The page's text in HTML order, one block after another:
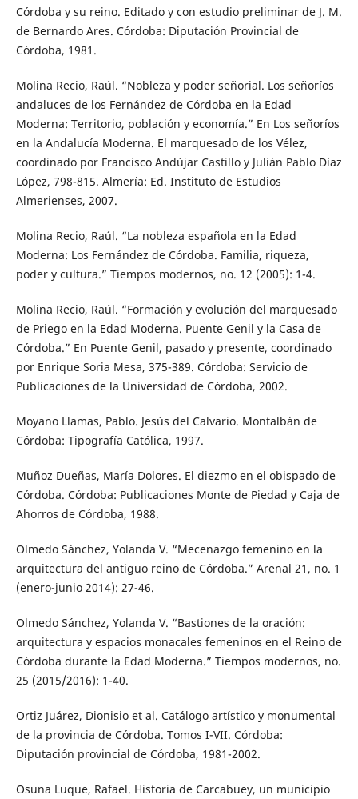
Córdoba y su reino. Editado y con estudio preliminar de J. M.
de Bernardo Ares. Córdoba: Diputación Provincial de
Córdoba, 1981.
Molina Recio, Raúl. “Nobleza y poder señorial. Los señoríos
andaluces de los Fernández de Córdoba en la Edad
Moderna: Territorio, población y economía.” En Los señoríos
en la Andalucía Moderna. El marquesado de los Vélez,
coordinado por Francisco Andújar Castillo y Julián Pablo Díaz
López, 798-815. Almería: Ed. Instituto de Estudios
Almerienses, 2007.
Molina Recio, Raúl. “La nobleza española en la Edad
Moderna: Los Fernández de Córdoba. Familia, riqueza,
poder y cultura.” Tiempos modernos, no. 12 (2005): 1-4.
Molina Recio, Raúl. “Formación y evolución del marquesado
de Priego en la Edad Moderna. Puente Genil y la Casa de
Córdoba.” En Puente Genil, pasado y presente, coordinado
por Enrique Soria Mesa, 375-389. Córdoba: Servicio de
Publicaciones de la Universidad de Córdoba, 2002.
Moyano Llamas, Pablo. Jesús del Calvario. Montalbán de
Córdoba: Tipografía Católica, 1997.
Muñoz Dueñas, María Dolores. El diezmo en el obispado de
Córdoba. Córdoba: Publicaciones Monte de Piedad y Caja de
Ahorros de Córdoba, 1988.
Olmedo Sánchez, Yolanda V. “Mecenazgo femenino en la
arquitectura del antiguo reino de Córdoba.” Arenal 21, no. 1
(enero-junio 2014): 27-46.
Olmedo Sánchez, Yolanda V. “Bastiones de la oración:
arquitectura y espacios monacales femeninos en el Reino de
Córdoba durante la Edad Moderna.” Tiempos modernos, no.
25 (2015/2016): 1-40.
Ortiz Juárez, Dionisio et al. Catálogo artístico y monumental
de la provincia de Córdoba. Tomos I-VII. Córdoba:
Diputación provincial de Córdoba, 1981-2002.
Osuna Luque, Rafael. Historia de Carcabuey, un municipio